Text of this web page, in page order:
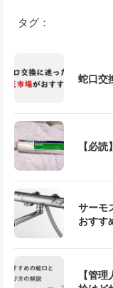
タグ：
蛇口交
【必
サーモ
おすす
【管